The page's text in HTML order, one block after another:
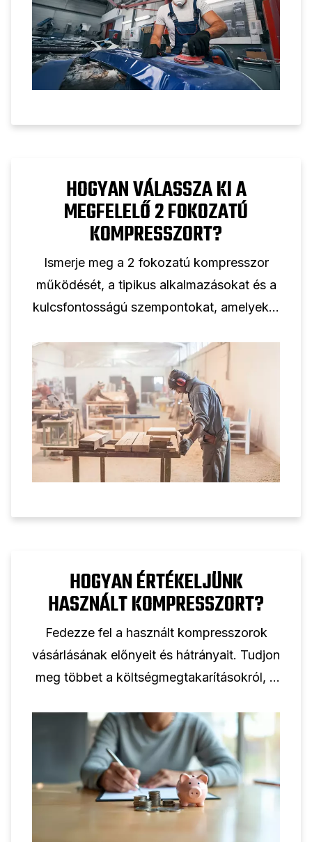
HOGYAN VÁLASSZA KI A
MEGFELELŐ 2 FOKOZATÚ
KOMPRESSZORT?
Ismerje meg a 2 fokozatú kompresszor
működését, a tipikus alkalmazásokat és a
kulcsfontosságú szempontokat, amelyeket
dugattyús kompresszor professzionális
használatra történő kiválasztásakor.
HOGYAN ÉRTÉKELJÜNK
HASZNÁLT KOMPRESSZORT?
Fedezze fel a használt kompresszorok
vásárlásának előnyeit és hátrányait. Tudjon
meg többet a költségmegtakarításokról, a
tájékozott döntéshozatalhoz.